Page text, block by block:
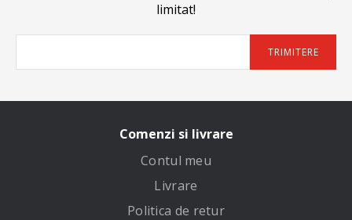
limitat!
TRIMITERE
Comenzi si livrare
Contul meu
Livrare
Politica de retur